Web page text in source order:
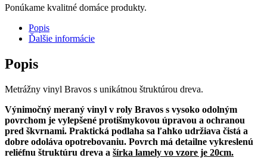
Ponúkame kvalitné domáce produkty.
Popis
Ďalšie informácie
Popis
Metrážny vinyl Bravos s unikátnou štruktúrou dreva.
Výnimočný meraný vinyl v roly Bravos s vysoko odolným
povrchom je vylepšené protišmykovou úpravou a ochranou
pred škvrnami. Praktická podlaha sa ľahko udržiava čistá a
dobre odoláva opotrebovaniu. Povrch má detailne vykreslenú
reliéfnu štruktúru dreva a šírka lamely vo vzore je 20cm.